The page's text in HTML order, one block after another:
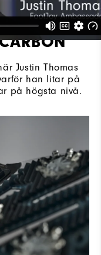
Justin Thomas
han litar på
på högsta nivå.